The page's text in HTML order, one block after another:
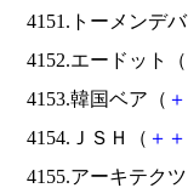
4151.トーメンデ
4152.エードット（
4153.韓国ベア（ ＋
4154.ＪＳＨ（ ＋ ＋
4155.アーキテク